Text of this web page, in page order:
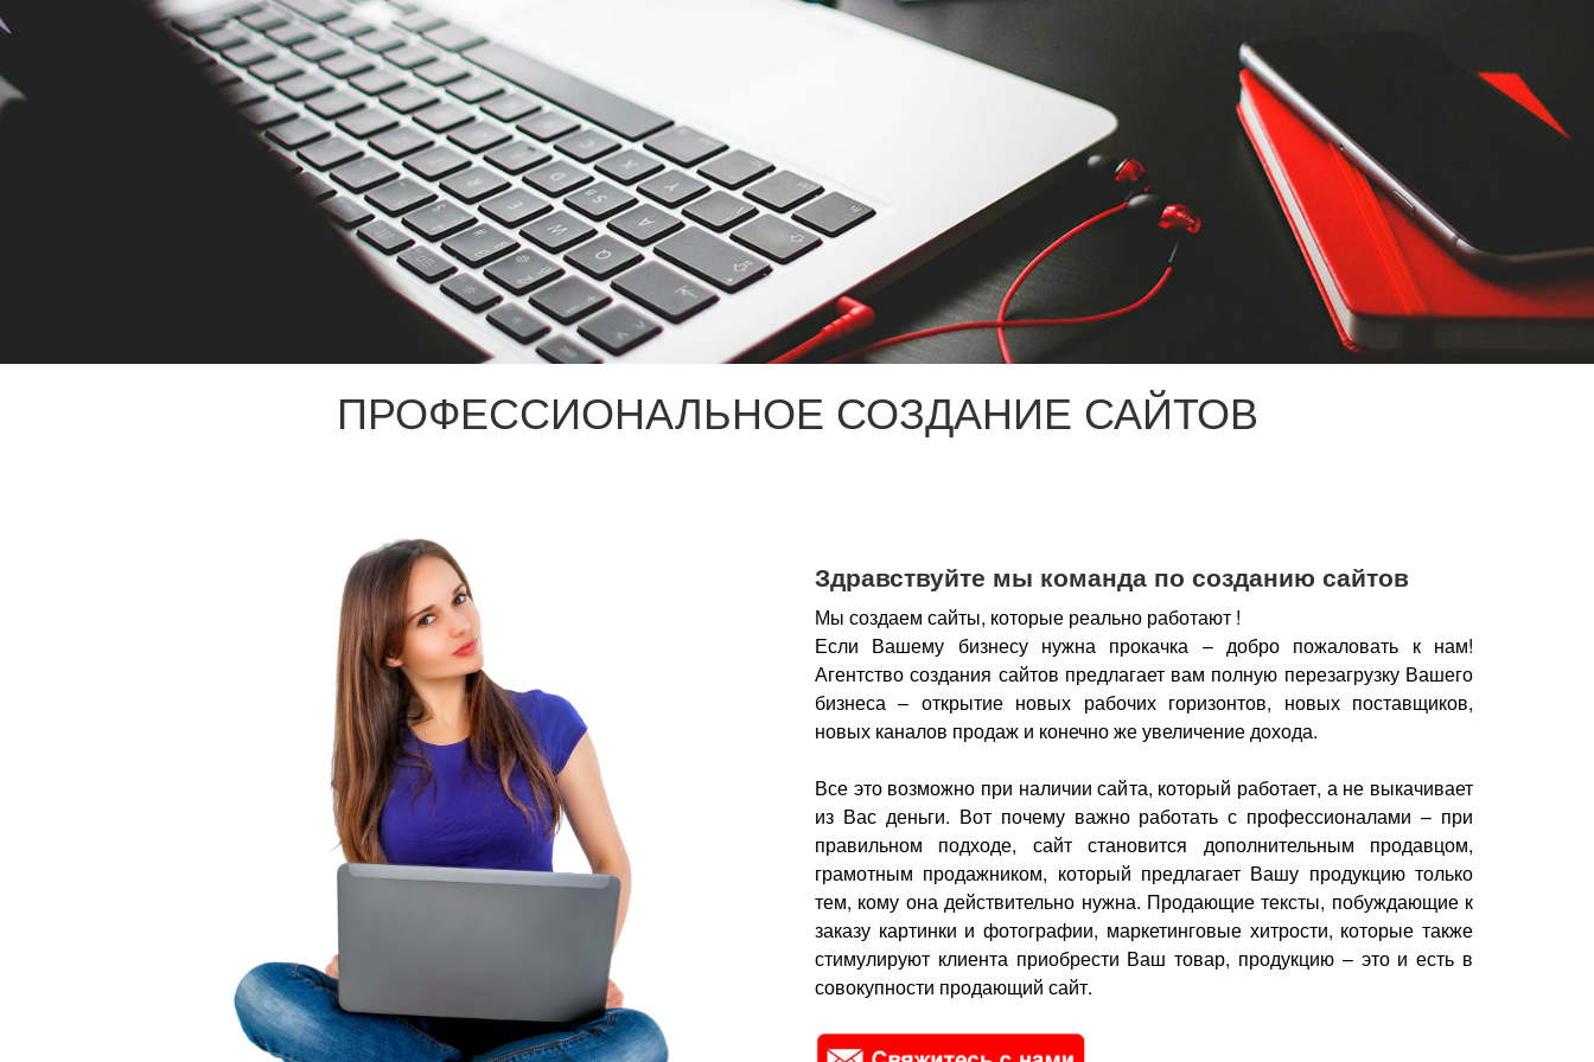
ПРОФЕССИОНАЛЬНОЕ СОЗДАНИЕ САЙТОВ
Здравствуйте мы команда по созданию сайтов
Мы создаем сайты, которые реально работают !
Если Вашему бизнесу нужна прокачка – добро пожаловать к нам!
Агентство создания сайтов предлагает вам полную перезагрузку Вашего
бизнеса – открытие новых рабочих горизонтов, новых поставщиков,
новых каналов продаж и конечно же увеличение дохода.
Все это возможно при наличии сайта, который работает, а не выкачивает
из Вас деньги. Вот почему важно работать с профессионалами – при
правильном подходе, сайт становится дополнительным продавцом,
грамотным продажником, который предлагает Вашу продукцию только
тем, кому она действительно нужна. Продающие тексты, побуждающие к
заказу картинки и фотографии, маркетинговые хитрости, которые также
стимулируют клиента приобрести Ваш товар, продукцию – это и есть в
совокупности продающий сайт.